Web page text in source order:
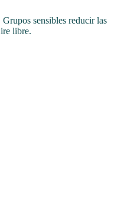
sensibles reducir las
libre.